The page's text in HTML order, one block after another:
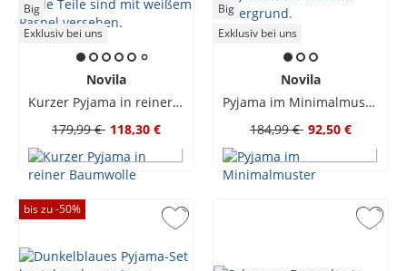
Big
Exklusiv bei uns
Novila
Kurzer Pyjama in reiner Baumwolle
179,99 € 118,30 €
Big
Exklusiv bei uns
Novila
Pyjama im Minimalmuster
184,99 € 92,50 €
bis zu -50%